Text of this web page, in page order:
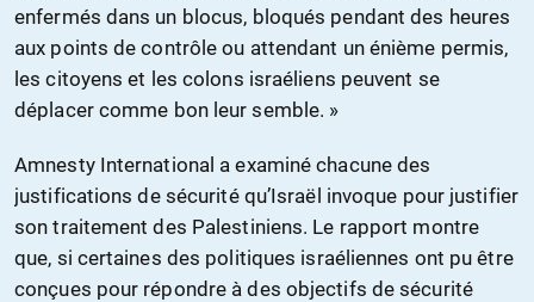
enfermés dans un blocus, bloqués pendant des heures
aux points de contrôle ou attendant un énième permis,
les citoyens et les colons israéliens peuvent se
déplacer comme bon leur semble. »
Amnesty International a examiné chacune des
justifications de sécurité qu’Israël invoque pour justifier
son traitement des Palestiniens. Le rapport montre
que, si certaines des politiques israéliennes ont pu être
conçues pour répondre à des objectifs de sécurité